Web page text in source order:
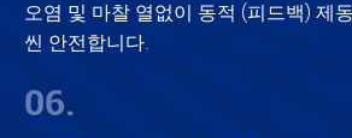
오염 및 마찰 열없이 동적 (피드백) 제
씬 안전합니다.
06.